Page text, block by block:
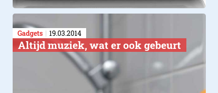
Gadgets 19.03.2014
Altijd muziek, wat er ook gebeurt